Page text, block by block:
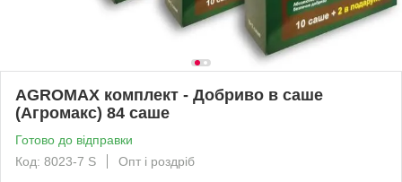
AGROMAX комплект - Добриво в саше
(Агромакс) 84 саше
Готово до відправки
Код: 8023-7 S
Опт і роздріб